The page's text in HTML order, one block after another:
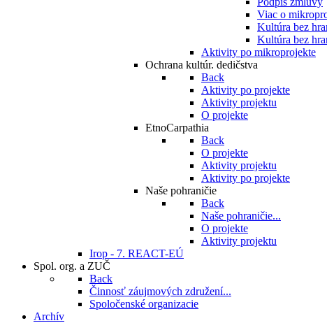
Viac o
Kultúra bez
Kultúra bez
Aktivity po mikroprojekte
Ochrana kultúr. dedičstva
Back
Aktivity po projekte
Aktivity projektu
O projekte
EtnoCarpathia
Back
O projekte
Aktivity projektu
Aktivity po projekte
Naše pohraničie
Back
Naše pohraničie...
O projekte
Aktivity projektu
Irop - 7. REACT-EÚ
Spol. org. a ZUČ
Back
Činnosť záujmových združení...
Spoločenské organizacie
Archív